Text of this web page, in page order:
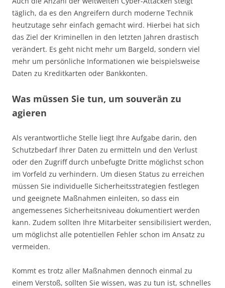
täglich, da es den Angreifern durch moderne Technik
heutzutage sehr einfach gemacht wird. Hierbei hat sich
das Ziel der Kriminellen in den letzten Jahren drastisch
verändert. Es geht nicht mehr um Bargeld, sondern viel
mehr um persönliche Informationen wie beispielsweise
Daten zu Kreditkarten oder Bankkonten.
Was müssen Sie tun, um souverän zu
agieren
Als verantwortliche Stelle liegt Ihre Aufgabe darin, den
Schutzbedarf Ihrer Daten zu ermitteln und den Verlust
oder den Zugriff durch unbefugte Dritte möglichst schon
im Vorfeld zu verhindern. Um diesen Status zu erreichen
müssen Sie individuelle Sicherheitsstrategien festlegen
und geeignete Maßnahmen einleiten, so dass ein
angemessenes Sicherheitsniveau dokumentiert werden
kann. Zudem sollten Ihre Mitarbeiter sensibilisiert werden,
um möglichst alle potentiellen Fehler schon im Ansatz zu
vermeiden.
Kommt es trotz aller Maßnahmen dennoch einmal zu
einem Verstoß, sollten Sie wissen, was zu tun ist, schnelles